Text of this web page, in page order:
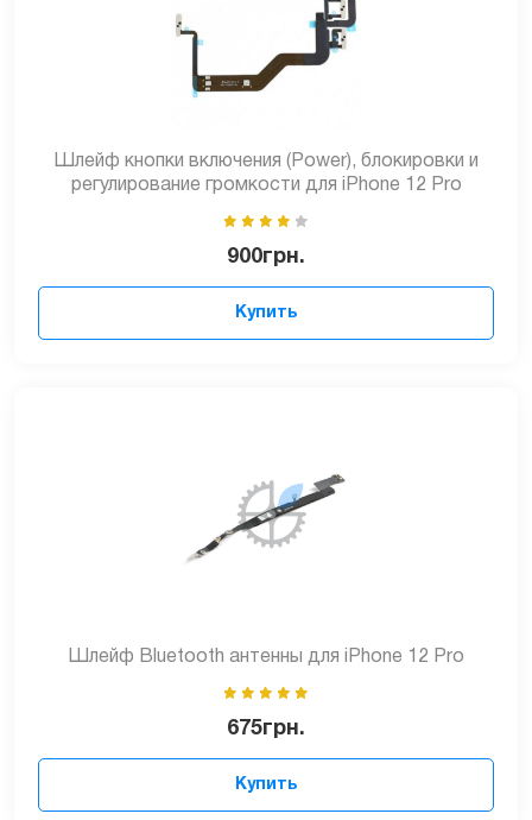
Шлейф кнопки включения (Power), блокировки и
регулирование громкости для iPhone 12 Pro
900грн.
Купить
Шлейф Bluetooth антенны для iPhone 12 Pro
675грн.
Купить